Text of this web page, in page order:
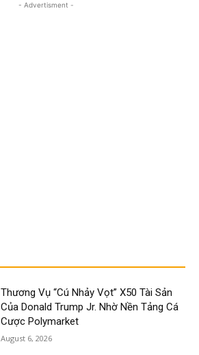
- Advertisment -
Thương Vụ “Cú Nhảy Vọt” X50 Tài Sản
Của Donald Trump Jr. Nhờ Nền Tảng Cá
Cược Polymarket
August 6, 2026